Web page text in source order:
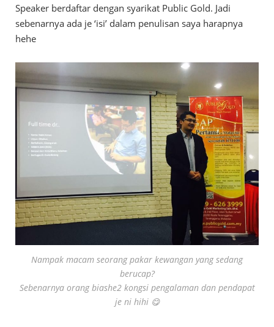
Speaker berdaftar dengan syarikat Public Gold. Jadi
sebenarnya ada je ‘isi’ dalam penulisan saya harapnya
hehe
Nampak macam seorang pakar kewangan yang sedang
berucap?
Sebenarnya orang biashe2 kongsi pengalaman dan pendapat
je ni hihi 😋